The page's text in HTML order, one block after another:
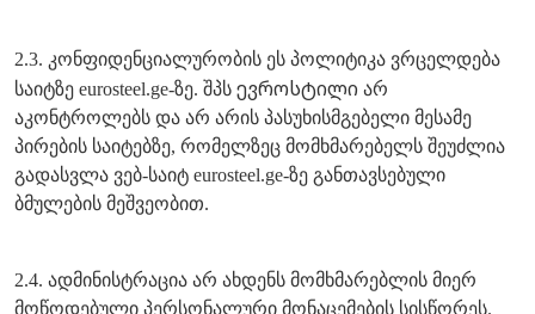
2.3. კონფიდენციალურობის ეს პოლიტიკა ვრცელდება
საიტზე eurosteel.ge-ზე. შპს ევროსტილი არ
აკონტროლებს და არ არის პასუხისმგებელი მესამე
პირების საიტებზე, რომელზეც მომხმარებელს შეუძლია
გადასვლა ვებ-საიტ eurosteel.ge-ზე განთავსებული
ბმულების მეშვეობით.
2.4. ადმინისტრაცია არ ახდენს მომხმარებლის მიერ
მოწოდებული პერსონალური მონაცემების სისწორეს.